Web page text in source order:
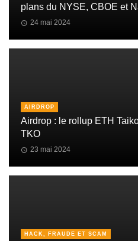
plans du NYSE, CBOE et
24 mai 2024
AIRDROP
Airdrop : le rollup ETH
TKO
23 mai 2024
HACK, FRAUDE ET SCAM